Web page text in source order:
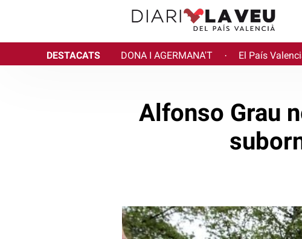
DESTACATS DONA I AGERMANA'T · El País
Alfonso Grau